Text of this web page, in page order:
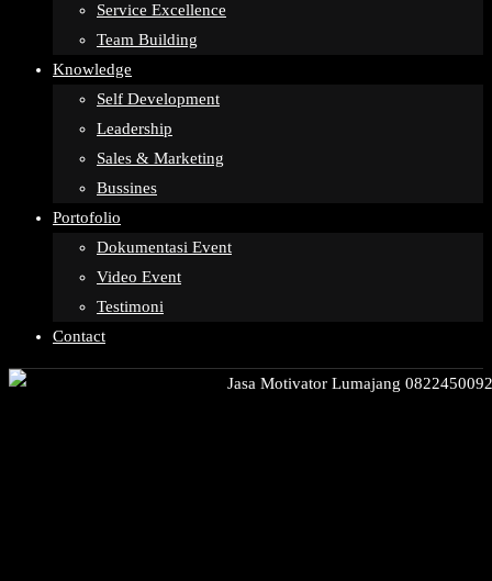
Service Excellence
Team Building
Knowledge
Self Development
Leadership
Sales & Marketing
Bussines
Portofolio
Dokumentasi Event
Video Event
Testimoni
Contact